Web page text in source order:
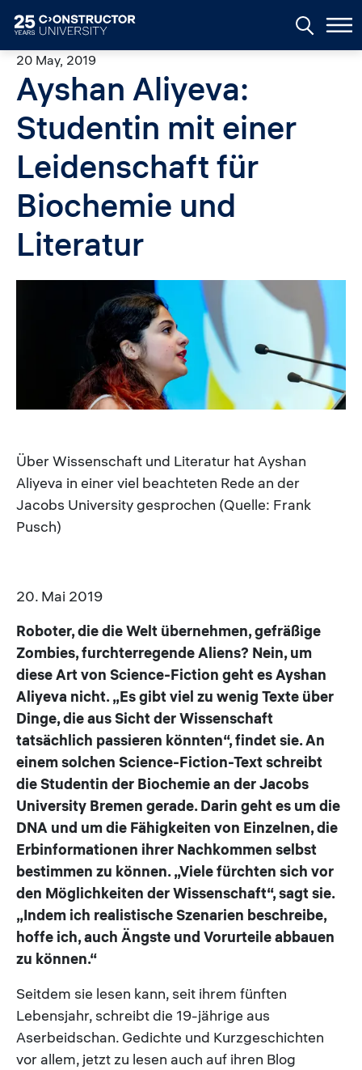
20 May, 2019
Ayshan Aliyeva:
Studentin mit einer
Leidenschaft für
Biochemie und
Literatur
Über Wissenschaft und Literatur hat Ayshan
Aliyeva in einer viel beachteten Rede an der
Jacobs University gesprochen (Quelle: Frank
Pusch)
20. Mai 2019
Roboter, die die Welt übernehmen, gefräßige
Zombies, furchterregende Aliens? Nein, um
diese Art von Science-Fiction geht es Ayshan
Aliyeva nicht. „Es gibt viel zu wenig Texte über
Dinge, die aus Sicht der Wissenschaft
tatsächlich passieren könnten“, findet sie. An
einem solchen Science-Fiction-Text schreibt
die Studentin der Biochemie an der Jacobs
University Bremen gerade. Darin geht es um die
DNA und um die Fähigkeiten von Einzelnen, die
Erbinformationen ihrer Nachkommen selbst
bestimmen zu können. „Viele fürchten sich vor
den Möglichkeiten der Wissenschaft“, sagt sie.
„Indem ich realistische Szenarien beschreibe,
hoffe ich, auch Ängste und Vorurteile abbauen
zu können.“
Seitdem sie lesen kann, seit ihrem fünften
Lebensjahr, schreibt die 19-jährige aus
Aserbeidschan. Gedichte und Kurzgeschichten
vor allem, jetzt zu lesen auch auf ihren Blog